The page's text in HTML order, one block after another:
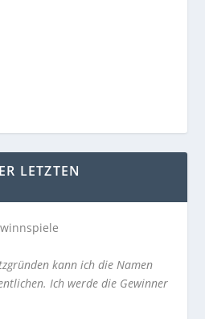
LETZTEN
kann ich die Namen
Ich werde die Gewinner